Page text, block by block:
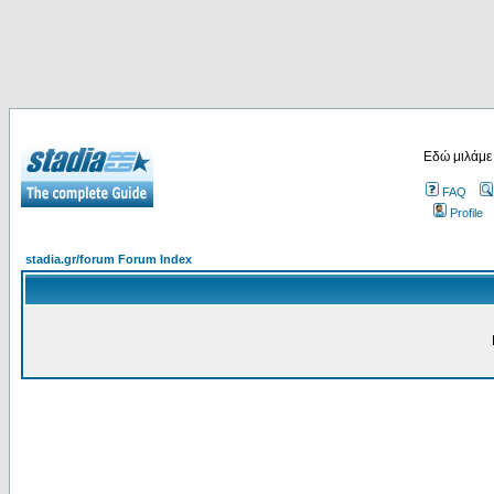
Εδώ
FAQ
Profile
stadia.gr/forum Forum Index